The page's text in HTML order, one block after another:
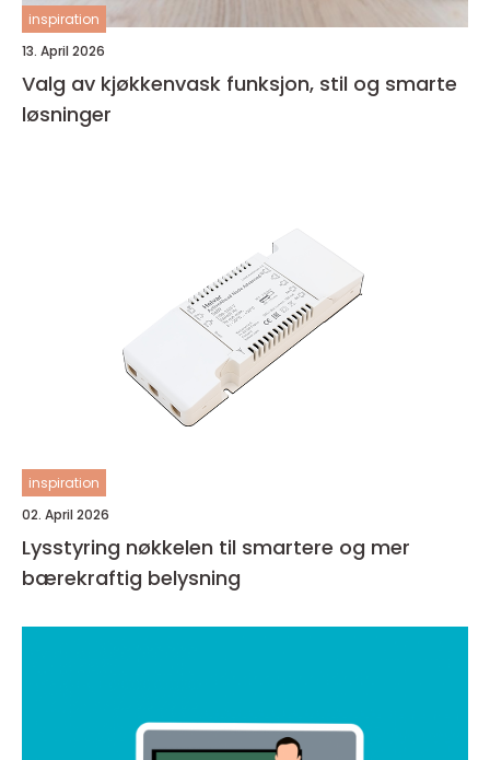
inspiration
13. April 2026
Valg av kjøkkenvask funksjon, stil og smarte
løsninger
inspiration
02. April 2026
Lysstyring nøkkelen til smartere og mer
bærekraftig belysning